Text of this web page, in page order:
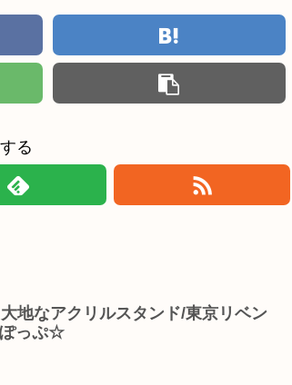
る
地なアクリルスタンド/東京リベン
っぷ☆